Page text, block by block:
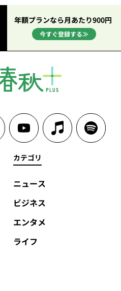
年額プランなら月あたり900円
今すぐ登録する≫
カテゴリ
ニュース
ビジネス
エンタメ
ライフ